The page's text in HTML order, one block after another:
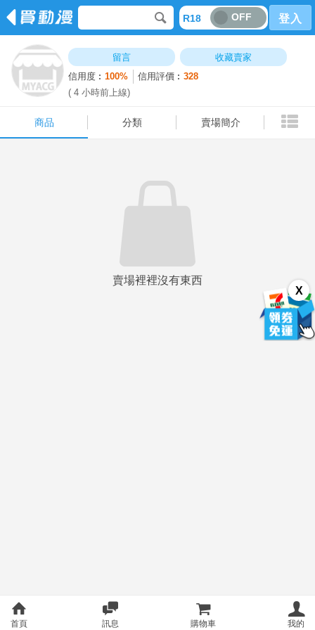
R18 OFF 登入
留言
收藏賣家
信用度︰100% 信用評價︰328
( 4 小時前上線)
商品 分類 賣場簡介
X
賣場裡裡沒有東西
商品 分類 賣場簡介
首頁 訊息 購物車 我的